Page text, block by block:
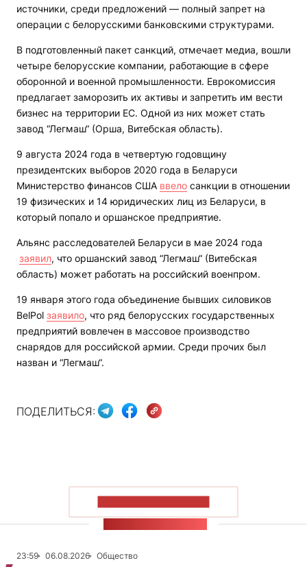
источники, среди предложений — полный запрет на
операции с белорусскими банковскими структурами.
В подготовленный пакет санкций, отмечает медиа, вошли
четыре белорусские компании, работающие в сфере
оборонной и военной промышленности. Еврокомиссия
предлагает заморозить их активы и запретить им вести
бизнес на территории ЕС. Одной из них может стать
завод “Легмаш“ (Орша, Витебская область).
9 августа 2024 года в четвертую годовщину
президентских выборов 2020 года в Беларуси
Министерство финансов США ввело санкции в отношении
19 физических и 14 юридических лиц из Беларуси, в
который попало и оршанское предприятие.
Альянс расследователей Беларуси в мае 2024 года
заявил, что оршанский завод “Легмаш“ (Витебская
область) может работать на российский военпром.
19 января этого года объединение бывших силовиков
BelPol заявило, что ряд белорусских государственных
предприятий вовлечен в массовое производство
снарядов для российской армии. Среди прочих был
назван и “Легмаш“.
ПОДЕЛИТЬСЯ:
23:59 06.08.2026
Общество